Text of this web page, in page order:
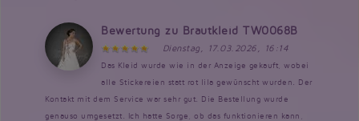
Bewertung zu Brautkleid TW0068B
Dienstag, 17.03.2026, 16:14
Das Kleid wurde wie in der Anzeige gekauft, wobei
alle Stickereien statt rot lila gewünscht wurden. Der
Kontakt mit dem Service war sehr gut. Die Bestellung wurde
genauso umgesetzt. Ich hatte Sorge, ob das funktionieren kann,